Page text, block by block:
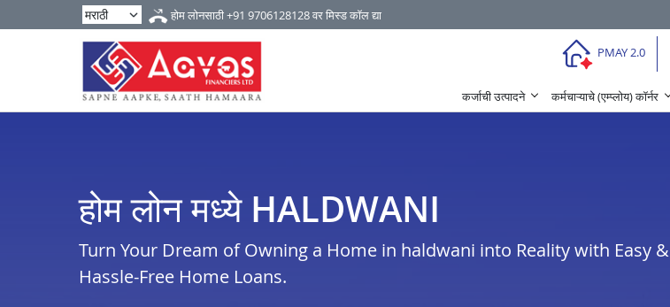
होम लोनसाठी+91 9706128128वर मिस्ड कॉल द्या
PMAY 2.0
कर्जाची उत्पादने कर्मचाऱ्याचे (एम्प्लोय) कॉर्नर
होम लोन मध्ये HALDWANI
Turn Your Dream of Owning a Home in haldwani into Reality with Easy &
Hassle-Free Home Loans.